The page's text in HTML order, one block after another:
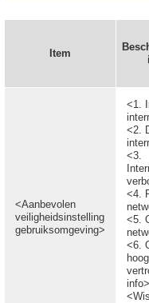
Item
<Aanbevolen
veiligheidsinstelling
gebruiksomgeving>
<1.
<2.
<3.
<4.
<5.
<6.
hoog
info>